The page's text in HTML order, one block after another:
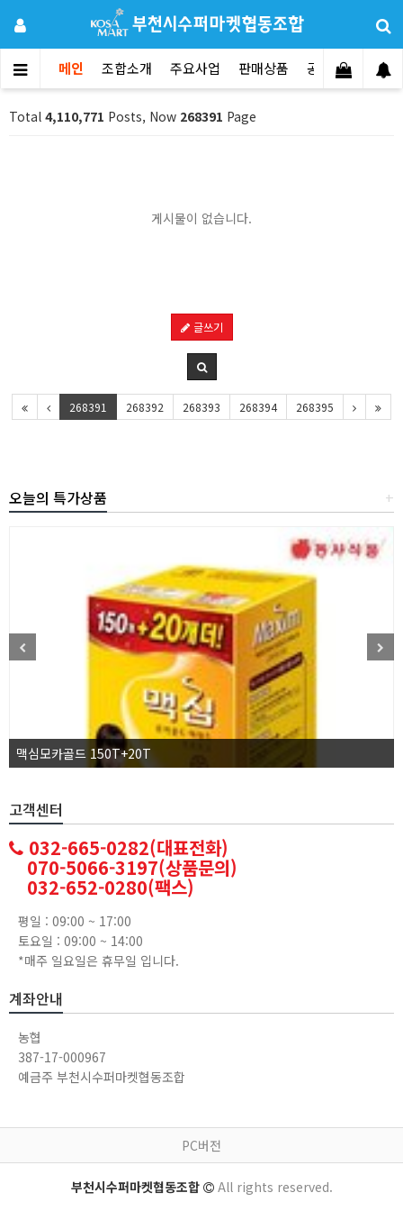
메인 조합소개 주요사업 판매상품 공지사항 문
Total 4,110,771 Posts, Now 268391 Page
게시물이 없습니다.
글쓰기
268391 268392 268393 268394 268395
+
오늘의 특가상품
맥심모카골드 150T+20T
고객센터
032-665-0282(대표전화)
070-5066-3197(상품문의)
032-652-0280(팩스)
평일 : 09:00 ~ 17:00
토요일 : 09:00 ~ 14:00
*매주 일요일은 휴무일 입니다.
계좌안내
농협
387-17-000967
예금주 부천시수퍼마켓협동조합
PC버전
부천시수퍼마켓협동조합 All rights reserved.